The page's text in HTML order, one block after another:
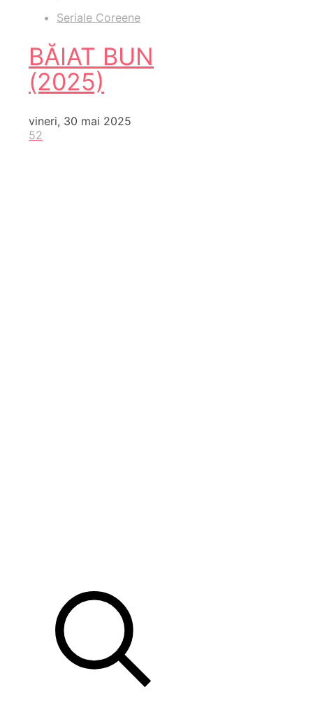
Seriale Coreene
BĂIAT BUN
(2025)
vineri, 30 mai 2025
52